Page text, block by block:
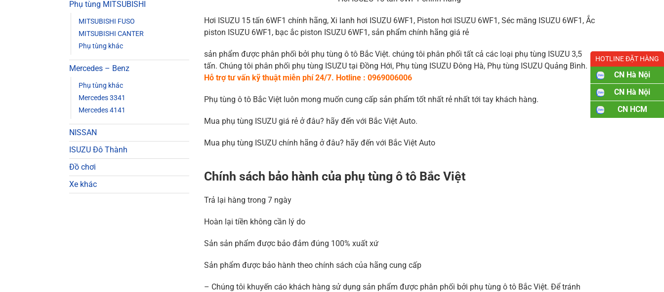
Phụ tùng MITSUBISHI
MITSUBISHI FUSO
MITSUBISHI CANTER
Phụ tùng khác
Mercedes – Benz
Phụ tùng khác
Mercedes 3341
Mercedes 4141
NISSAN
ISUZU Đô Thành
Đồ chơi
Xe khác
Hơi ISUZU 15 tấn 6WF1 chính hãng, Xi lanh hơi ISUZU 6WF1, Piston hơi ISUZU 6WF1, Séc măng ISUZU 6WF1, Ắc
piston ISUZU 6WF1, bạc ắc piston ISUZU 6WF1, sản phẩm chính hãng giá rẻ
sản phẩm được phân phối bởi phụ tùng ô tô Bắc Việt. chúng tôi phân phối tất cả các loại phụ tùng ISUZU 3,5
tấn. Chúng tôi phân phối phụ tùng ISUZU tại Đồng Hới, Phụ tùng ISUZU Đông Hà, Phụ tùng ISUZU Quảng Bình.
Hỗ trợ tư vấn kỹ thuật miễn phí 24/7. Hotline : 0969006006
Phụ tùng ô tô Bắc Việt luôn mong muốn cung cấp sản phẩm tốt nhất rẻ nhất tới tay khách hàng.
Mua phụ tùng ISUZU giá rẻ ở đâu? hãy đến với Bắc Việt Auto.
Mua phụ tùng ISUZU chính hãng ở đâu? hãy đến với Bắc Việt Auto
Chính sách bảo hành của phụ tùng ô tô Bắc Việt
Trả lại hàng trong 7 ngày
Hoàn lại tiền không cần lý do
Sản sản phẩm được bảo đảm đúng 100% xuất xứ
Sản phẩm được bảo hành theo chính sách của hãng cung cấp
– Chúng tôi khuyến cáo khách hàng sử dụng sản phẩm được phân phối bởi phụ tùng ô tô Bắc Việt. Để tránh
HOTLINE ĐẶT HÀNG
CN Hà Nội
CN Hà Nội
CN HCM